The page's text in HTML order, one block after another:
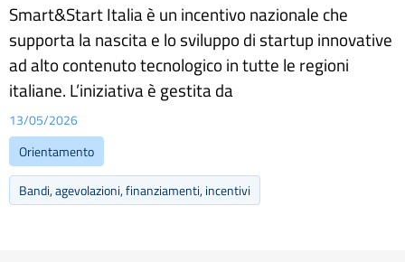
Smart&Start Italia è un incentivo nazionale che
supporta la nascita e lo sviluppo di startup innovative
ad alto contenuto tecnologico in tutte le regioni
italiane. L’iniziativa è gestita da
13/05/2026
Orientamento
Bandi, agevolazioni, finanziamenti, incentivi